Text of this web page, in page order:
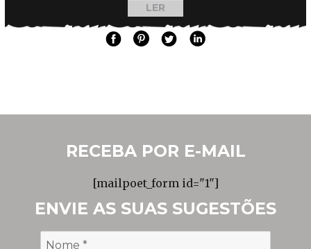
LER
RECEBA POR E-MAIL
[mailpoet_form id="1"]
ENVIE AS SUAS SUGESTÕES